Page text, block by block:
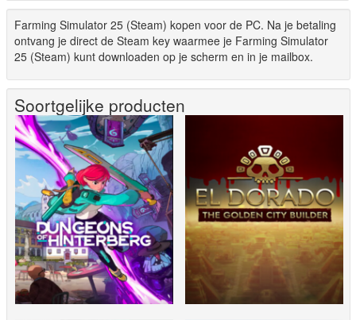
Farming Simulator 25 (Steam) kopen voor de PC. Na je betaling
ontvang je direct de Steam key waarmee je Farming Simulator
25 (Steam) kunt downloaden op je scherm en in je mailbox.
Soortgelijke producten